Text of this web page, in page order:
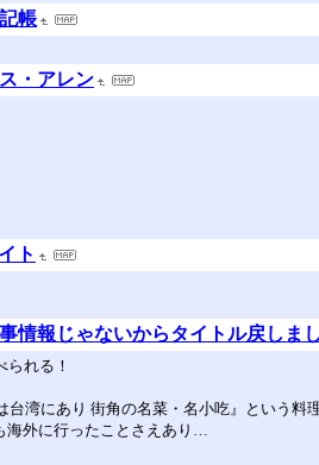
帳
・アレン
ト
情報じゃないからタイトル戻しまし
れる！
湾にあり 街角の名菜・名小吃』という
外に行ったことさえあり…